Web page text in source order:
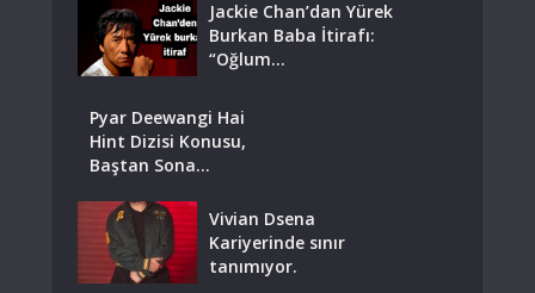
Jackie Chan’dan Yürek
Burkan Baba İtirafı:
“Oğlum...
Pyar Deewangi Hai
Hint Dizisi Konusu,
Baştan Sona...
Vivian Dsena
Kariyerinde sınır
tanımıyor.